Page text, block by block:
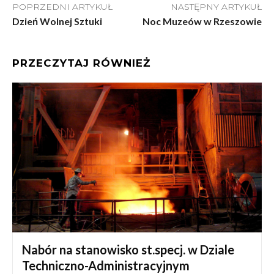
POPRZEDNI ARTYKUŁ
Dzień Wolnej Sztuki
NASTĘPNY ARTYKUŁ
Noc Muzeów w Rzeszowie
PRZECZYTAJ RÓWNIEŻ
Nabór na stanowisko st.specj. w Dziale
Techniczno-Administracyjnym